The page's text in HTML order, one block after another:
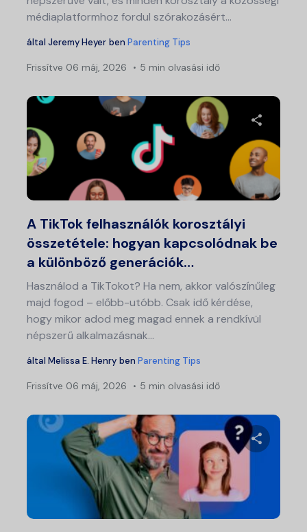
médiaplatformhoz fordul szórakozásért...
által Jeremy Heyer ben Parenting Tips
Frissítve 06 máj, 2026 5 min olvasási idő
Ossza
A TikTok felhasználók korosztályi
összetétele: hogyan kapcsolódnak be
a különböző generációk…
Használod a TikTokot? Ha nem, akkor valószínűleg
majd fogod – előbb-utóbb. Csak idő kérdése,
hogy mikor adod meg magad ennek a rendkívül
népszerű alkalmazásnak...
által Melissa E. Henry ben Parenting Tips
Frissítve 06 máj, 2026 5 min olvasási idő